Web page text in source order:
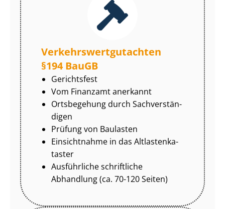
Ver­kehrs­wert­gut­ach­ten
§194 BauGB
Gerichtsfest
Vom Finanzamt anerkannt
Ortsbegehung durch Sach­ver­stän­
di­gen
Prüfung von Baulasten
Einsichtnahme in das Alt­las­ten­ka­
tas­ter
Ausführliche schriftliche
Abhandlung (ca. 70-120 Seiten)